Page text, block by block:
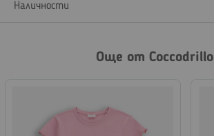
Наличности
Още от Coccodrillo